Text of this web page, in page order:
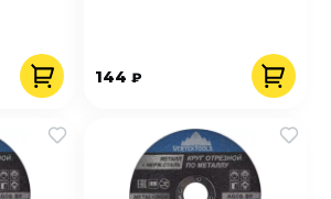
144₽